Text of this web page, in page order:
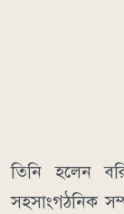
তিনি হলেন
সহসাংগঠনিক